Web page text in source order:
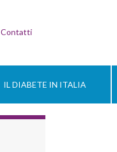
Contatti
IL DIABETE IN ITALIA